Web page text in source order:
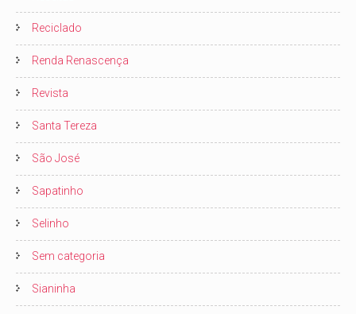
Reciclado
Renda Renascença
Revista
Santa Tereza
São José
Sapatinho
Selinho
Sem categoria
Sianinha